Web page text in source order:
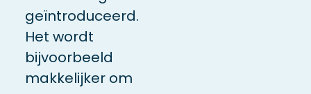
geïntroduceerd.
Het wordt
bijvoorbeeld
makkelijker om